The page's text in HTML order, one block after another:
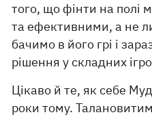
того, що фінти на полі
та ефективними, а не
бачимо в його грі і
рішення у складних
Цікаво й те, як себе
роки тому. Талановитим